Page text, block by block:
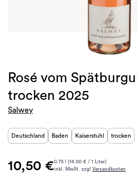
Rosé vom
trocken 2025
Salwey
Deutschland Baden Kaiserstuhl trocken
10,50 €0.75 l (14.00 € / 1 Liter)
inkl. MwSt. zzgl.Versandkosten